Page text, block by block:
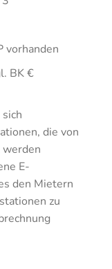
vorhanden
BK €
die von
E-
den Mietern
zu